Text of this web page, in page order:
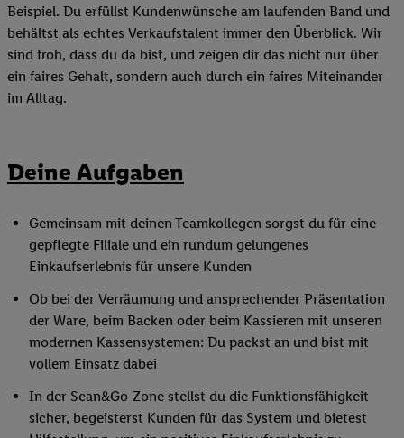
Beispiel. Du erfüllst Kundenwünsche am laufenden Band und
behältst als echtes Verkaufstalent immer den Überblick. Wir
sind froh, dass du da bist, und zeigen dir das nicht nur über
ein faires Gehalt, sondern auch durch ein faires Miteinander
im Alltag.
Deine Aufgaben
Gemeinsam mit deinen Teamkollegen sorgst du für eine
gepflegte Filiale und ein rundum gelungenes
Einkaufserlebnis für unsere Kunden
Ob bei der Verräumung und ansprechender Präsentation
der Ware, beim Backen oder beim Kassieren mit unseren
modernen Kassensystemen: Du packst an und bist mit
vollem Einsatz dabei
In der Scan&Go-Zone stellst du die Funktionsfähigkeit
sicher, begeisterst Kunden für das System und bietest